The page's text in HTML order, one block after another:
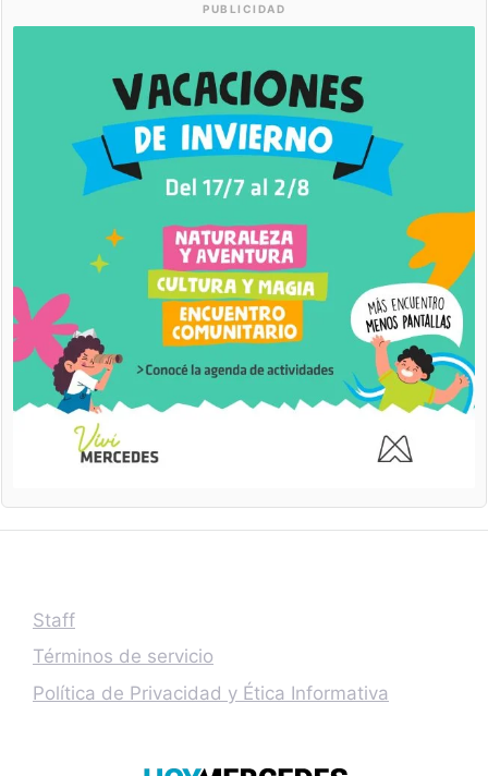
PUBLICIDAD
Staff
Términos de servicio
Política de Privacidad y Ética Informativa